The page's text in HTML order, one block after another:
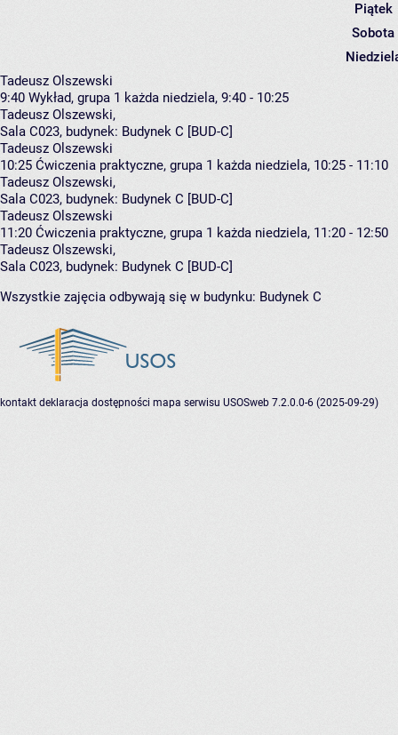
Piątek
Sobota
Tadeusz Olszewski
9:40 Wykład, grupa 1 każda niedziela, 9:40 - 10:25
Tadeusz Olszewski,
Sala C023, budynek: Budynek C [BUD-C]
Tadeusz Olszewski
10:25 Ćwiczenia praktyczne, grupa 1 każda niedziela, 10:25 - 11:10
Tadeusz Olszewski,
Sala C023, budynek: Budynek C [BUD-C]
Tadeusz Olszewski
11:20 Ćwiczenia praktyczne, grupa 1 każda niedziela, 11:20 - 12:50
Tadeusz Olszewski,
Sala C023, budynek: Budynek C [BUD-C]
Wszystkie zajęcia odbywają się w budynku: Budynek C
kontakt deklaracja dostępności mapa serwisu USOSweb 7.2.0.0-6 (2025-09-29)